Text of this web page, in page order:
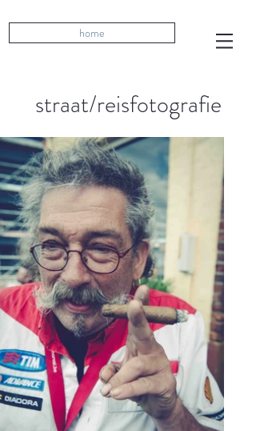
home
straat/reisfotografie